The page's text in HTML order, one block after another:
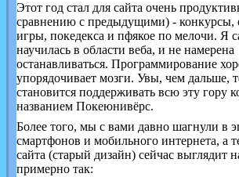
Этот год стал для сайта очень
сравнению с предыдущими) - конкурсы,
игры, покедекса и пфякое по мелочи. Я
научилась в области веба, и не намерена
останавливаться. Программирование
упорядочивает мозги. Увы, чем дальше,
становится поддерживать всю эту гору
названием Покеюнивёрс.
Более того, мы с вами давно шагнули в
смартфонов и мобильного интернета, а
сайта (старый дизайн) сейчас выглядит
примерно так: